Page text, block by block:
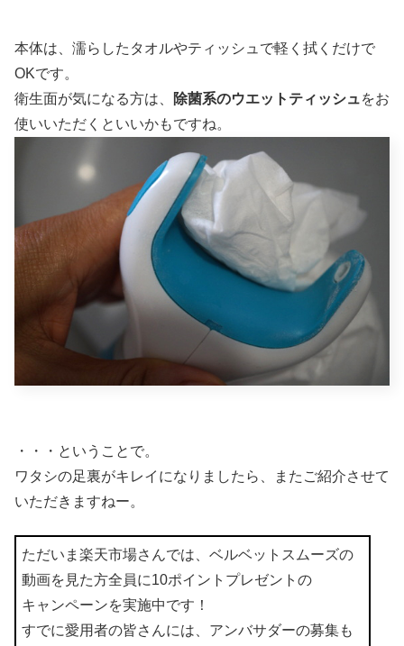
本体は、濡らしたタオルやティッシュで軽く拭くだけで
OKです。
衛生面が気になる方は、
除菌系のウエットティッシュをお
使いいただくといいかもですね。
・・・ということで。
ワタシの足裏がキレイになりましたら、またご紹介させて
いただきますねー。
ただいま楽天市場さんでは、ベルベットスムーズの
動画を見た方全員に10ポイントプレゼントの
キャンペーンを実施中です！
すでに愛用者の皆さんには、アンバサダーの募集も